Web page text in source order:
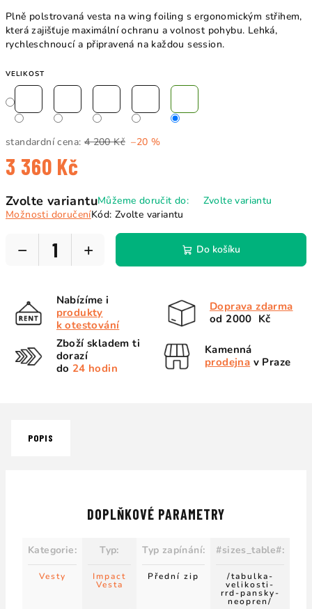
Plně polstrovaná vesta na wing foiling s ergonomickým střihem,
která zajišťuje maximální ochranu a volnost pohybu. Lehká,
rychleschnoucí a připravená na každou session.
VELIKOST
standardní cena: 4 200 Kč –20 %
3 360 Kč
cena:
Zvolte variantuMůžeme doručit do:
Zvolte variantu
Možnosti doručeníKód: Zvolte variantu
+
− Do košíku
Nabízíme i
produkty
k otestování
Doprava zdarma
od 2000 Kč
Zboží skladem ti
dorazí
do 24 hodin
Kamenná
prodejna v Praze
POPIS
DOPLŇKOVÉ PARAMETRY
Kategorie:
Vesty
Typ:
Impact
Vesta
Typ zapínání:
Přední zip
#sizes_table#:
/tabulka-
velikosti-
rrd-pansky-
neopren/